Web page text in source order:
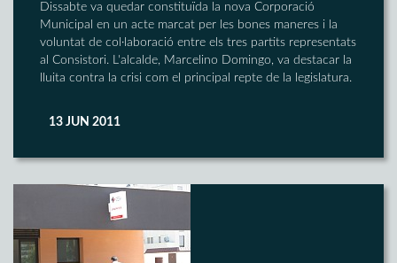
Dissabte va quedar constituïda la nova Corporació
Municipal en un acte marcat per les bones maneres i la
voluntat de col·laboració entre els tres partits representats
al Consistori. L'alcalde, Marcelino Domingo, va destacar la
lluita contra la crisi com el principal repte de la legislatura.
13 JUN 2011